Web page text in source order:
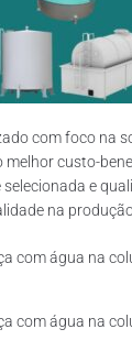
com foco na
custo-
e
na
com água na
com água na